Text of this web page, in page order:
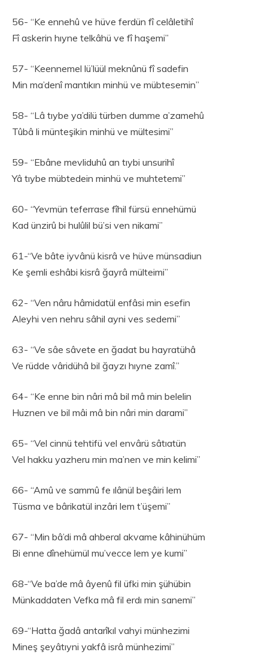
56- “Ke ennehû ve hüve ferdün fî celâletihî
Fî askerin hıyne telkâhü ve fî haşemi”
57- “Keennemel lü’lüül meknûnü fî sadefin
Min ma’denî mantıkın minhü ve mübtesemin”
58- “Lâ tıybe ya’dilü türben dumme a’zamehû
Tûbâ li münteşikin minhü ve mültesimi”
59- “Ebâne mevliduhû an tıybi unsurihî
Yâ tıybe mübtedein minhü ve muhtetemi”
60- “Yevmün teferrase fîhil fürsü ennehümü
Kad ünzirû bi hulûlil bü’si ven nikami”
61-“Ve bâte iyvânü kisrâ ve hüve münsadiun
Ke şemli eshâbi kisrâ ğayrâ mülteimi”
62- “Ven nâru hâmidatül enfâsi min esefin
Aleyhi ven nehru sâhil ayni ves sedemi”
63- “Ve sâe sâvete en ğadat bu hayratühâ
Ve rüdde vâridühâ bil ğayzı hıyne zamî.”
64- “Ke enne bin nâri mâ bil mâ min belelin
Huznen ve bil mâi mâ bin nâri min darami”
65- “Vel cinnü tehtifü vel envârü sâtıatün
Vel hakku yazheru min ma’nen ve min kelimi”
66- “Amû ve sammû fe ılânül beşâiri lem
Tüsma ve bârikatül inzâri lem t’üşemi”
67- “Min bâ’di mâ ahberal akvame kâhinühüm
Bi enne dînehümül mu’vecce lem ye kumi”
68-“Ve ba’de mâ âyenû fil üfki min şühübin
Münkaddaten Vefka mâ fil erdı min sanemi”
69-“Hatta ğadâ antarîkıl vahyi münhezimi
Mineş şeyâtıyni yakfâ isrâ münhezimi”